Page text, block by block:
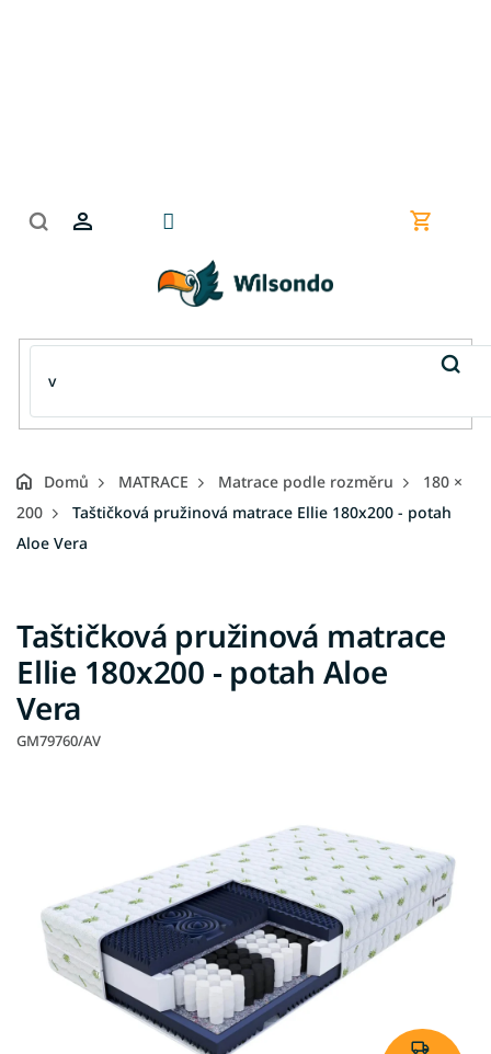
Nákupní
Domů MATRACE Matrace podle rozměru
180 ×
200
Taštičková pružinová matrace Ellie 180x200 - potah
Aloe Vera
Taštičková pružinová matrace
Ellie 180x200 - potah Aloe
Vera
GM79760/AV